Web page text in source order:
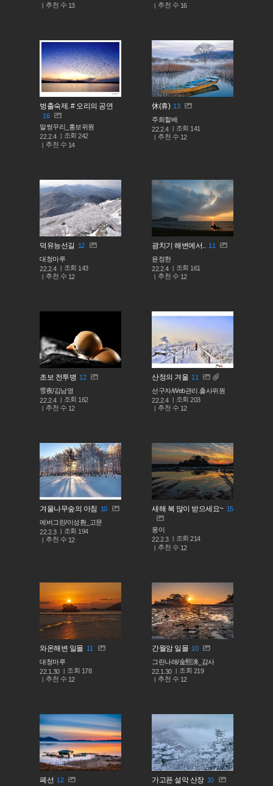
추천 수 13
추천 수 16
벙출숙제. # 오리의 공연
16
말썽꾸리_홍보위원
22.2.4
조회242
추천 수 14
休(휴) 13
주희할배
22.2.4
조회 141
추천 수 12
덕유능선길 12
대청마루
22.2.4
조회 143
추천 수 12
광치기 해변에서.. 11
윤정한
22.2.4
조회 161
추천 수 12
초보 전투병 12
雪夜/김남영
22.2.4
조회 162
추천 수 12
산정의 겨울 11
선구자/Web관리.출사위원
22.2.4
조회203
추천 수 12
겨울나무숲의 아침 10
에버그린/이성환_고문
22.2.3
조회 194
추천 수 12
새해 복 많이 받으세요~ 15
웅이
22.2.3
조회214
추천 수 12
와온해변 일몰 11
대청마루
22.1.30
조회 178
추천 수 12
간월암 일몰 10
그린나래/金熙洙_감사
22.1.30
조회 219
추천 수 12
폐선 12
가고픈 설악 산장 10